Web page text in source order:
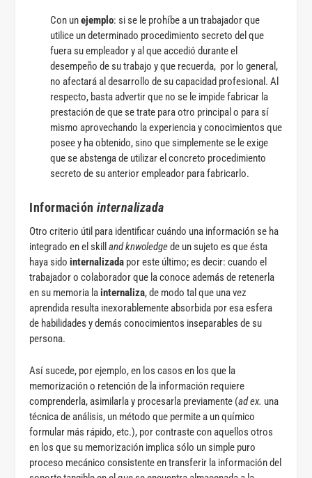
Con unejemplo: si se le prohíbe a un trabajador que
utilice un determinado procedimiento secreto del que
fuera su empleador y al que accedió durante el
desempeño de su trabajo y que recuerda, por lo general,
no afectará al desarrollo de su capacidad profesional. Al
respecto, basta advertir que no se le impide fabricar la
prestación de que se trate para otro principal o para sí
mismo aprovechando la experiencia y conocimientos que
posee y ha obtenido, sino que simplemente se le exige
que se abstenga de utilizar el concreto procedimiento
secreto de su anterior empleador para fabricarlo.
Informacióninternalizada
Otro criterio útil para identificar cuándo una información se ha
integrado en el skilland knwoledgede un sujeto es que ésta
haya sidointernalizada por este último; es decir: cuando el
trabajador o colaborador que la conoce además de retenerla
en su memoria lainternaliza, de modo tal que una vez
aprendida resulta inexorablemente absorbida por esa esfera
de habilidades y demás conocimientos inseparables de su
persona.
Así sucede, por ejemplo, en los casos en los que la
memorización o retención de la información requiere
comprenderla, asimilarla y procesarla previamente (ad ex. una
técnica de análisis, un método que permite a un químico
formular más rápido, etc.), por contraste con aquellos otros
en los que su memorización implica sólo un simple puro
proceso mecánico consistente en transferir la información del